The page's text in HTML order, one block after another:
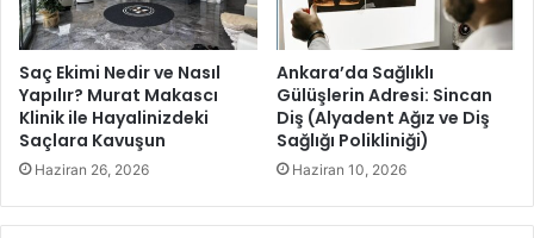
r
m
e
t
o
p
l
Saç Ekimi Nedir ve Nasıl
Yapılır? Murat Makascı
Klinik ile Hayalinizdeki
Saçlara Kavuşun
Haziran 26, 2026
Ankara’da Sağlıklı
Gülüşlerin Adresi: Sincan
Diş (Alyadent Ağız ve Diş
Sağlığı Polikliniği)
Haziran 10, 2026